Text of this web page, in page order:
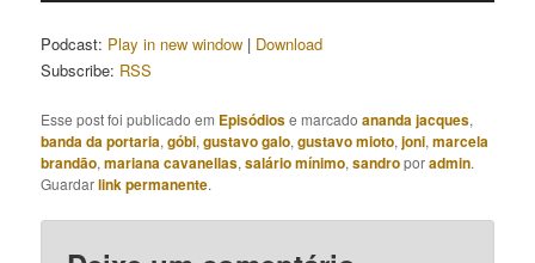
Podcast: Play in new window | Download
Subscribe: RSS
Esse post foi publicado em Episódiose marcadoananda jacques,
banda da portaria,góbi,gustavo galo,gustavo mioto,joni,marcela
brandão,mariana cavanellas,salário mínimo,sandroporadmin.
Guardarlink permanente.